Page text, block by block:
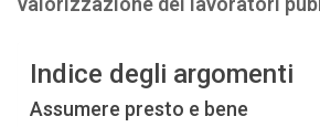
Indice degli argomenti
Assumere presto e bene